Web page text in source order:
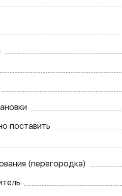
поставить
(перегородка)